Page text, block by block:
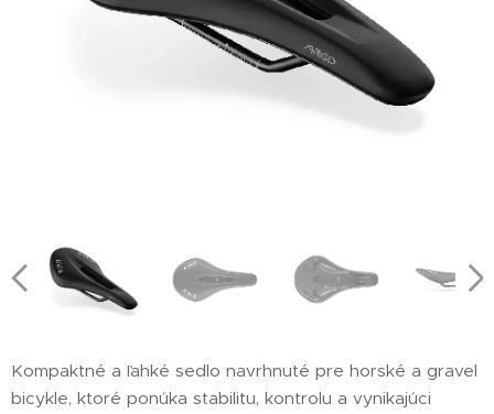
Kompaktné a ľahké sedlo navrhnuté pre horské a gravel
bicykle, ktoré ponúka stabilitu, kontrolu a vynikajúci